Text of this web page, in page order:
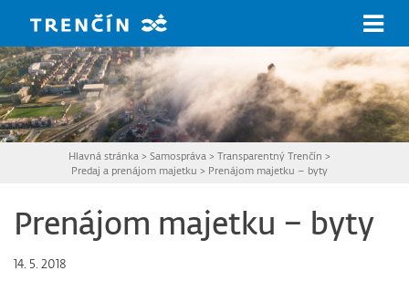
Hlavná stránka > Samospráva > Transparentný Trenčín >
Predaj a prenájom majetku > Prenájom majetku – byty
Prenájom majetku – byty
14. 5. 2018